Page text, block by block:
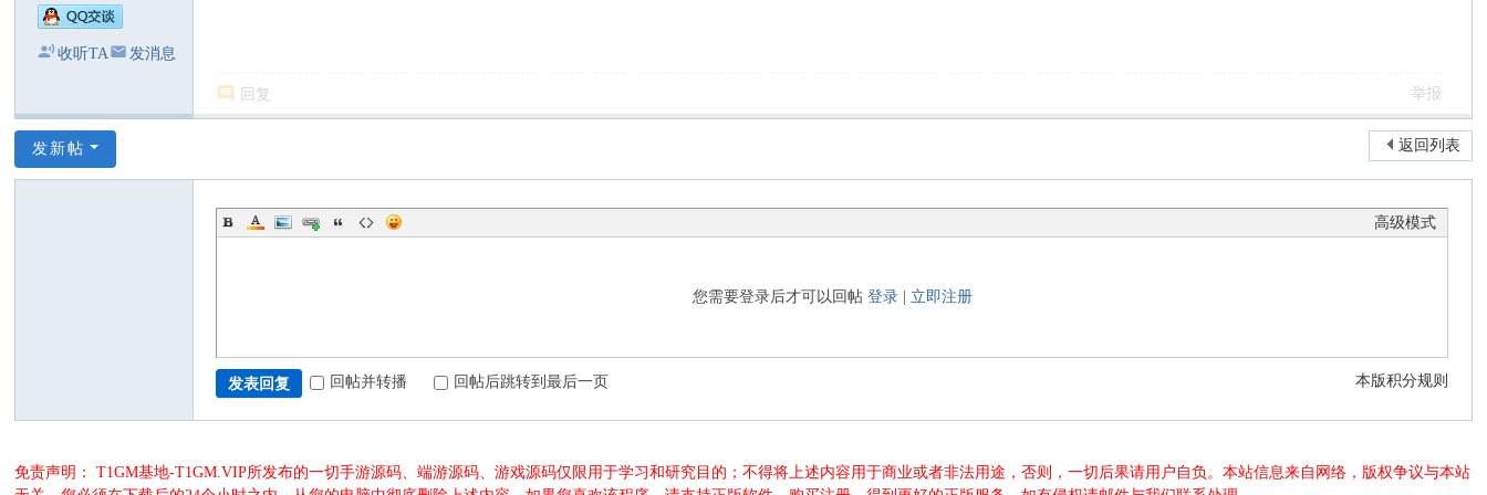
收听TA 发消息
回复 举报
返回列表
发新帖
高级模式
您需要登录后才可以回帖 登录| 立即注册
本版积分规则
发表回复 回帖并转播 回帖后跳转到最后一页
免责声明： T1GM基地-T1GM.VIP所发布的一切手游源码、端游源码、游戏源码仅限用于学习和研究目的；不得将上述内容用于商业或者非法用途，否则，一切后果请用户自负。本站信息来自网络，版权争议与本站